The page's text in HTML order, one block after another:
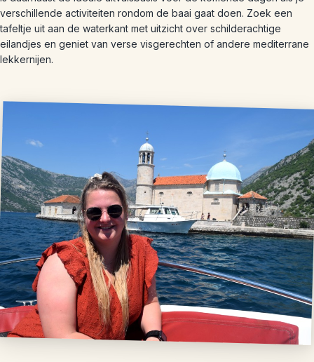
verschillende activiteiten rondom de baai gaat doen. Zoek een
tafeltje uit aan de waterkant met uitzicht over schilderachtige
eilandjes en geniet van verse visgerechten of andere mediterrane
lekkernijen.